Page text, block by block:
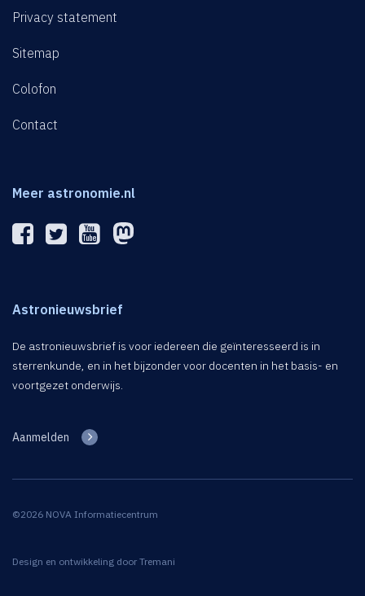
Privacy statement
Sitemap
Colofon
Contact
Meer astronomie.nl
Astronieuwsbrief
De astronieuwsbrief is voor iedereen die geïnteresseerd is in
sterrenkunde, en in het bijzonder voor docenten in het basis- en
voortgezet onderwijs.
Aanmelden
©2026 NOVA Informatiecentrum
Design en ontwikkeling door Tremani